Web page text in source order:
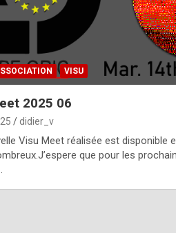
VISU
2025 06
didier_v
Visu Meet réalisée est disponible
que pour les